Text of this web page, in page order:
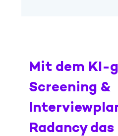
Mit dem KI-
Screening &
Radancy